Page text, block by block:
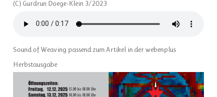
(C) Gurdrun Doege-Klein 3/2023
Sound of Weaving passend zum Artikel in der webenplus
Herbstausgabe